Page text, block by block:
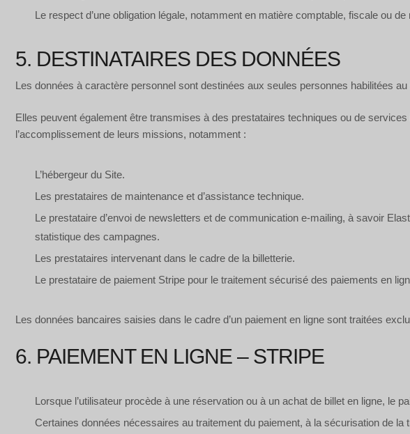
Le respect d’une obligation légale, notamment en matière comptable, fiscale ou
5. DESTINATAIRES DES DONNÉES
Les données à caractère personnel sont destinées aux seules personnes habilitées
Elles peuvent également être transmises à des prestataires techniques ou de
l’accomplissement de leurs missions, notamment :
L’hébergeur du Site.
Les prestataires de maintenance et d’assistance technique.
Le prestataire d’envoi de newsletters et de communication e-mailing, à savoir
statistique des campagnes.
Les prestataires intervenant dans le cadre de la billetterie.
Le prestataire de paiement Stripe pour le traitement sécurisé des paiements en
Les données bancaires saisies dans le cadre d’un paiement en ligne sont traitées
6. PAIEMENT EN LIGNE – STRIPE
Lorsque l’utilisateur procède à une réservation ou à un achat de billet en ligne, le
Certaines données nécessaires au traitement du paiement, à la sécurisation de